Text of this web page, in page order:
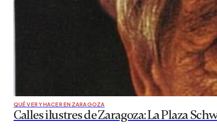
QUÉ VER Y HACER EN ZARAGOZA
Calles ilustres de Zaragoza: La Plaza